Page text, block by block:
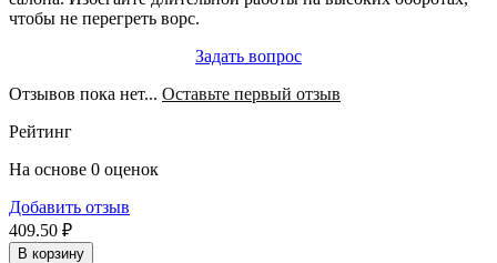
чтобы не перегреть ворс.
Задать вопрос
Отзывов пока нет... Оставьте первый отзыв
Рейтинг
На основе 0 оценок
Добавить отзыв
409.50 ₽
В корзину